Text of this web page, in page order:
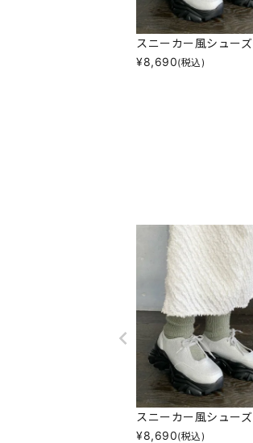
スニーカー風シューズ
¥8,690(税込)
スニーカー風シューズ
¥8,690(税込)